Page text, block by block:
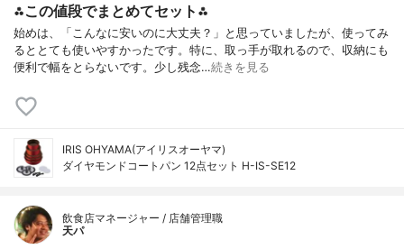
⁂この値段でまとめてセット⁂
始めは、「こんなに安いのに大丈夫？」と思っていましたが、使ってみ
るととても使いやすかったです。特に、取っ手が取れるので、収納にも
便利で幅をとらないです。少し残念…続きを見る
IRIS OHYAMA(アイリスオーヤマ)
ダイヤモンドコートパン 12点セット H-IS-SE12
飲食店マネージャー / 店舗管理職
天パ